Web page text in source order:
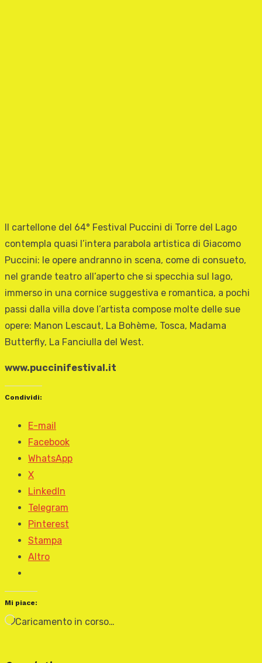
Il cartellone del 64° Festival Puccini di Torre del Lago
contempla quasi l’intera parabola artistica di Giacomo
Puccini: le opere andranno in scena, come di consueto,
nel grande teatro all’aperto che si specchia sul lago,
immerso in una cornice suggestiva e romantica, a pochi
passi dalla villa dove l’artista compose molte delle sue
opere: Manon Lescaut, La Bohème, Tosca, Madama
Butterfly, La Fanciulla del West.
www.puccinifestival.it
Condividi:
E-mail
Facebook
WhatsApp
X
LinkedIn
Telegram
Pinterest
Stampa
Altro
Mi piace:
Caricamento in corso…